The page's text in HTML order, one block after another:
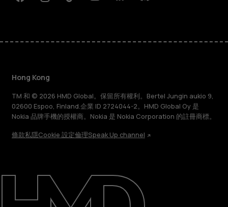
Hong Kong
TM 和 © 2026 HMD Global。保留所有權利。Bertel Jungin aukio 9,
02600 Espoo, Finland.企業 ID 2724044-2。HMD Global Oy 是
Nokia 品牌手機的授權商。Nokia 是 Nokia Corporation 的註冊商標。
條款私隱Cookie 設定倫理Speak Up channel